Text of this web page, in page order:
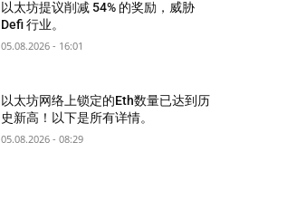
以太坊提议削减 54% 的奖励，威胁
Defi 行业。
05.08.2026 - 16:01
以太坊网络上锁定的Eth数量已达到历
史新高！以下是所有详情。
05.08.2026 - 08:29